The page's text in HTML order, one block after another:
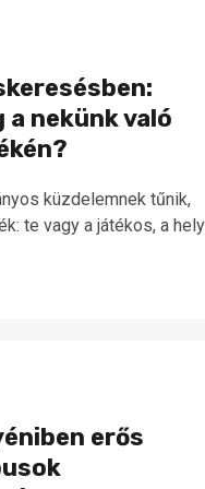
nekünk való
küzdelemnek tűnik,
te vagy a játékos, a
erős